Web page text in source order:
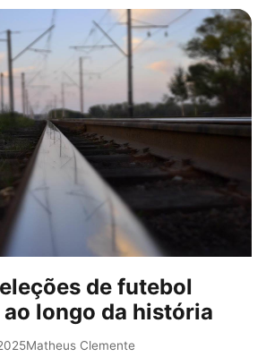
de futebol
longo da história
Matheus Clemente